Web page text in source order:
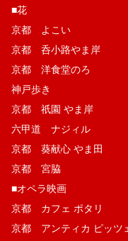
■花
京都 よこい
京都 呑小路やま岸
京都 洋食堂のろ
神戸歩き
京都 祇園 やま岸
六甲道 ナジィル
京都 葵献心 やま田
京都 宮脇
■オペラ映画
京都 カフェ ポタリ
京都 アンティカ ピッツ